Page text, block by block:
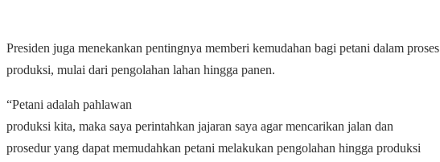
Presiden juga menekankan pentingnya memberi kemudahan bagi petani dalam proses
produksi, mulai dari pengolahan lahan hingga panen.
“Petani adalah pahlawan
produksi kita, maka saya perintahkan jajaran saya agar mencarikan jalan dan
prosedur yang dapat memudahkan petani melakukan pengolahan hingga produksi